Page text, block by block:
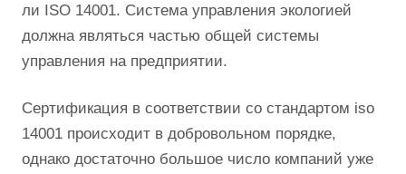
ли ISO 14001. Система управления экологией
должна являться частью общей системы
управления на предприятии.
Сертификация в соответствии со стандартом iso
14001 происходит в добровольном порядке,
однако достаточно большое число компаний уже